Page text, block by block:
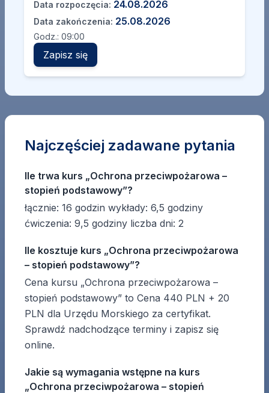
Data rozpoczęcia: 24.08.2026
Data zakończenia: 25.08.2026
Godz.: 09:00
Zapisz się
Najczęściej zadawane pytania
Ile trwa kurs „Ochrona przeciwpożarowa –
stopień podstawowy”?
łącznie: 16 godzin wykłady: 6,5 godziny
ćwiczenia: 9,5 godziny liczba dni: 2
Ile kosztuje kurs „Ochrona przeciwpożarowa
– stopień podstawowy”?
Cena kursu „Ochrona przeciwpożarowa –
stopień podstawowy” to Cena 440 PLN + 20
PLN dla Urzędu Morskiego za certyfikat.
Sprawdź nadchodzące terminy i zapisz się
online.
Jakie są wymagania wstępne na kurs
„Ochrona przeciwpożarowa – stopień